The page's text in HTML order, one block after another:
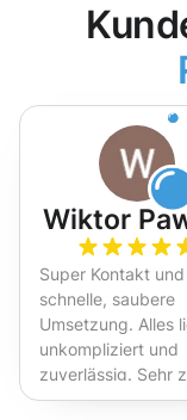
Wiktor
Super Kontakt und
schnelle, saubere
Umsetzung. Alles
unkompliziert und
zuverlässig. Sehr
empfehlen!